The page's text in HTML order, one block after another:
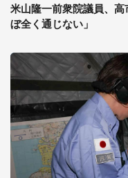
米山隆一前衆院議員、
ぼ全く通じない」